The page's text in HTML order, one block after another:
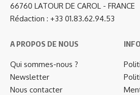
66760 LATOUR DE CAROL - FRANCE
Rédaction : +33 01.83.62.94.53
A PROPOS DE NOUS
Qui sommes-nous ?
Newsletter
Nous contacter